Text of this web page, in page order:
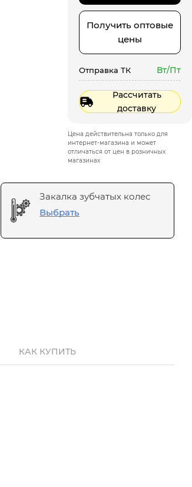
Получить оптовые
цены
Отправка ТК Вт/Пт
Рассчитать
доставку
Цена действительна только для
интернет-магазина и может
отличаться от цен в розничных
магазинах
Закалка зубчатых колес
Выбрать
КАК КУПИТЬ